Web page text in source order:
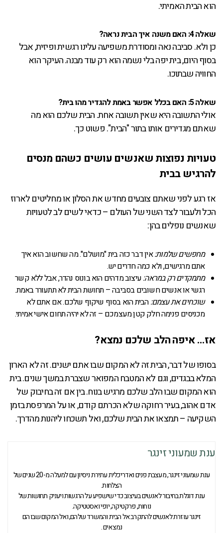
הוא הבית האמיתי.
שאלה 4: האם משנה איך הבית נראה?
כן ולא. סביבה נאה ומסודרת משפיעה עלינו רגשית ופיזית, אבל
בסוף היום, בית יפה בלי נשמה הוא רק עוד מבנה. העיקר הוא
החוויה שבתוכו.
שאלה 5: האם בכלל אפשר באמת להגדיר מהו בית?
אולי התשובה היא שאין תשובה אחת. הבית שלכם הוא מה
שאתם מגדירים אותו בתור "הבית". פשוט כך.
טעויות נפוצות שאנשים עושים כשהם מנסים
להרגיש בבית
אז רגע לפני שאתם צובעים מחדש את הסלון או מחליטים לארוז
הכל ולעבור לצד השני של העולם – כדאי לשים לב לטעויות
שאנשים נופלים בהן:
מחפשים שלמות:אין דבר כזה בית "מושלם". מה שחשוב הוא איך
אתם מרגישים, ולא כמה חדרים יש.
מתמקדים רק במראה:עיצוב מדהים הוא בונוס נהדר, אבל ללא קשר
רגשי או אנשים חשובים בסביבה – תחושת הבית לא תתעורר באמת.
שוכחים את עצמם:הבית הוא בסוף שיקוף שלכם. אם אתם לא
מכניסים פנימה חלק קטן מעצמכם – זה לא יהיה תחום אישי אמיתי.
אז… איפה הלב שלכם נמצא?
בסופו של דבר, הבית זה לא המקום שבו אתם ישנים. זה לא הארון
המלא בבגדים, וגם לא המטבח המפואר שצברת במשך שנים. בית
הוא המקום שבו הלב שלכם מרגיש בנוח. בין אם זה בחיבוק של
אדם אהוב, בעיר רחוקה שלא הכרתם קודם, או על המרפסת בזמן
השקיעה – תמצאו את הבית שלכם, ואל תשכחו ליהנות מהדרך.
ענת שמעוני זינגר
ענת שמעוני זינגר, מעצבת פנים ואדריכלית עתירת ניסיון עם למעלה מ-20 שנים של
הצלחות.
ענת דוגלת בחיבור לאנשים בעיצוב כדי שישפיע על הרגשות ויעניק תחושות של
נוחות, פרקטיקה, יופי ואסטטיקה.
זינגר עוזרת לאנשים להתקרב אל הבית והמשרד שלהם, ואל המקום שבו הם
נמצאים .